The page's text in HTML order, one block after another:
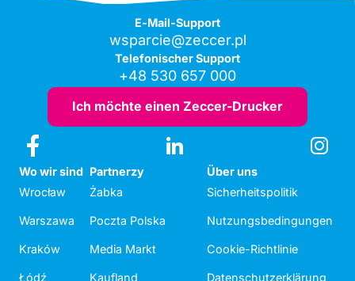
E-Mail-Support
wsparcie@zeccer.pl
Telefonischer Support
+48 530 657 000
Ich möchte einen Zeccer-Drucker
Wo wir sind
Wrocław
Warszawa
Kraków
Łódź
Partnerzy
Żabka
Poczta Polska
Media Markt
Kaufland
Über uns
Sicherheitspolitik
Nutzungsbedingungen
Cookie-Richtlinie
Datenschutzerklärung